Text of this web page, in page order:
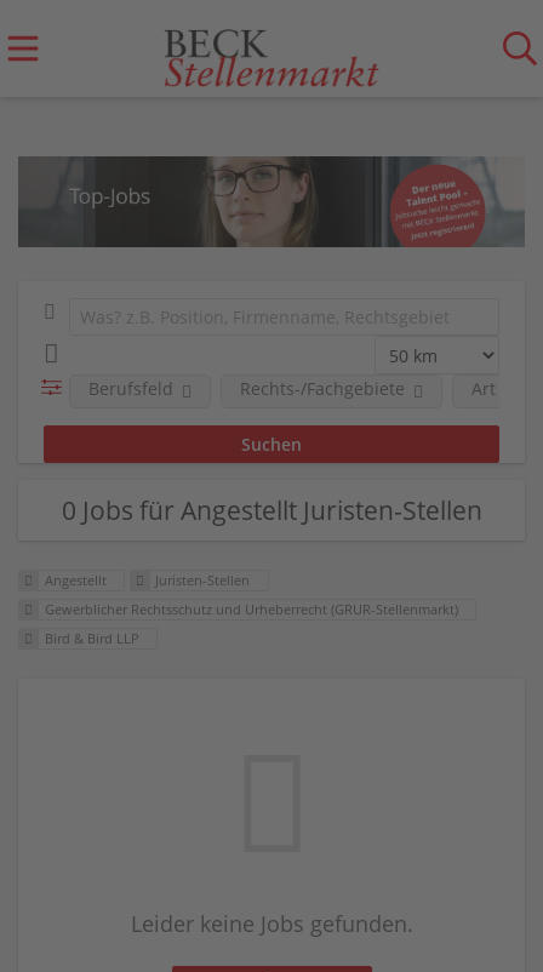
Berufsfeld Rechts-/Fachgebiete Art der
0 Jobs für Angestellt Juristen-Stellen
Angestellt
Juristen-Stellen
Gewerblicher Rechtsschutz und Urheberrecht (GRUR-Stellenmarkt)
Bird & Bird LLP
Leider keine Jobs gefunden.